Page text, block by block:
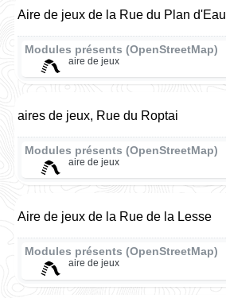
Aire de jeux de la Rue du Plan d'Eau
Modules présents (OpenStreetMap)
aire de jeux
aires de jeux, Rue du Roptai
Modules présents (OpenStreetMap)
aire de jeux
Aire de jeux de la Rue de la Lesse
Modules présents (OpenStreetMap)
aire de jeux